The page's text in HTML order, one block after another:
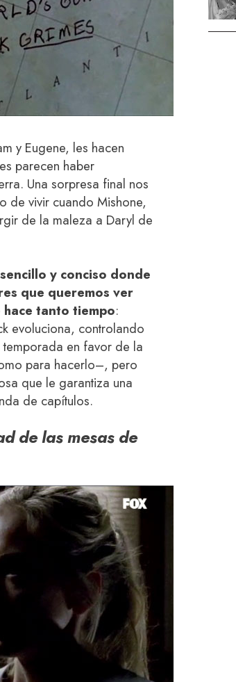
y Eugene, les hacen
parecen haber
Una sorpresa final nos
de vivir cuando Mishone,
de la maleza a Daryl de
y conciso donde
que queremos ver
tanto tiempo:
evoluciona, controlando
en favor de la
para hacerlo–, pero
que le garantiza una
de capítulos.
de las mesas de